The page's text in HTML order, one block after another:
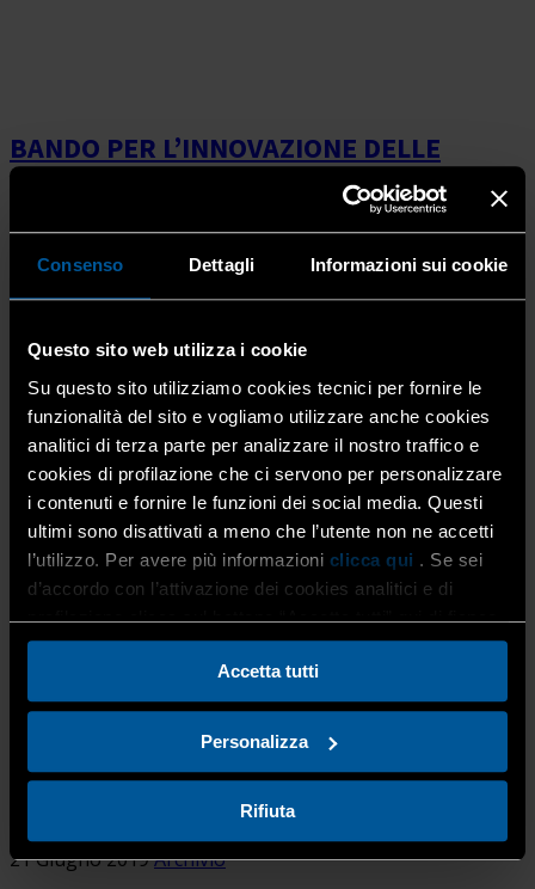
Consenso Dettagli Informazioni sui cookie
Questo sito web utilizza i cookie
Su questo sito utilizziamo cookies tecnici per fornire le
funzionalità del sito e vogliamo utilizzare anche cookies
analitici di terza parte per analizzare il nostro traffico e
cookies di profilazione che ci servono per personalizzare
i contenuti e fornire le funzioni dei social media. Questi
ultimi sono disattivati a meno che l’utente non ne accetti
l’utilizzo. Per avere più informazioni clicca qui . Se sei
d’accordo con l’attivazione dei cookies analitici e di
profilazione clicca sul bottone “Accetta tutti” qui di fianco.
Accetta tutti
Personalizza
Rifiuta
BANDO PER L’INNOVAZIONE DELLE
FILIERE
DI ECONOMIA CIRCOLARE IN LOMBARDIA
21 Giugno 2019
Archivio
l’innovazione delle filiere di economia circolare in
Lombardia in apertura dalle ore 10:00 del 01/07/19.
Obiettivo del bando è favorire la transizione delle […]
RIDUCI I CONSUMI DELLA TUA CASA
I CONSIGLI DA PARTE DI ENEA
21 Giugno 2019
Archivio
Una buona parte dell’energia che serve a riscaldare una
casa durante la stagione invernale, viene dispersa dalle
pareti, dal tetto e dalle finestre. Per ridurre le dispersioni
TURISMO, REGIONE STANZIA UN MILIONE
DI EURO PER PROGETTI MIRATI A
BORGHI E PICCOLI TERRITORI
21 Giugno 2019Archivio